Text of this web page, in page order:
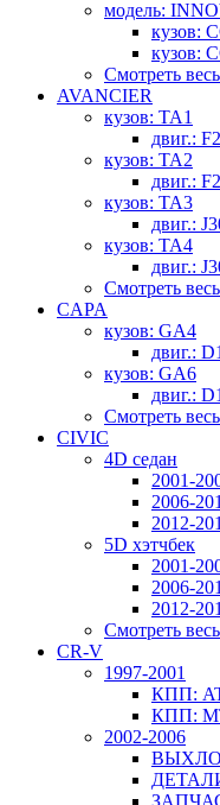
модель:
кузов:
кузов:
Смотреть
AVANCIER
кузов: TA1
двиг.:
кузов: TA2
двиг.:
кузов: TA3
двиг.:
кузов: TA4
двиг.:
Смотреть
CAPA
кузов: GA4
двиг.:
кузов: GA6
двиг.:
Смотреть
CIVIC
4D седан
2001-
2006-
2012-
5D хэтчбек
2001-
2006-
2012-
Смотреть
CR-V
1997-2001
КПП:
КПП:
2002-2006